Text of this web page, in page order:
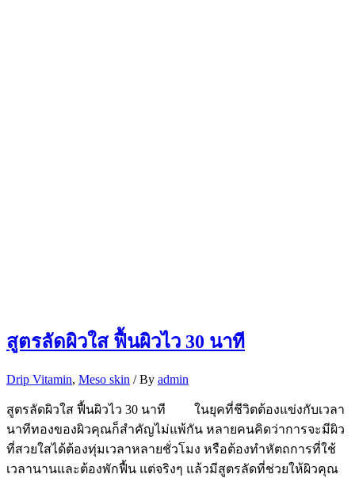
สูตรลัดผิวใส ฟื้นผิวไว 30 นาที
Drip Vitamin, Meso skin / By admin
สูตรลัดผิวใส ฟื้นผิวไว 30 นาที ในยุคที่ชีวิตต้องแข่งกับเวลา
นาทีทองของผิวคุณก็สำคัญไม่แพ้กัน หลายคนคิดว่าการจะมีผิว
ที่สวยใสได้ต้องทุ่มเวลาหลายชั่วโมง หรือต้องทำหัตถการที่ใช้
เวลานานและต้องพักฟื้น แต่จริงๆ แล้วมีสูตรลัดที่ช่วยให้ผิวคุณ